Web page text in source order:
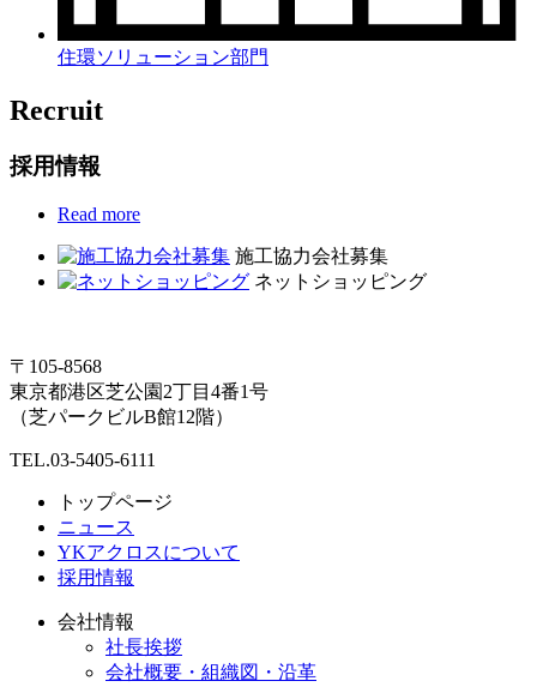
住環ソリューション部門
Recruit
採用情報
Read more
施工協力会社募集
ネットショッピング
〒105-8568
東京都港区芝公園2丁目4番1号
（芝パークビルB館12階）
TEL.03-5405-6111
トップページ
ニュース
YKアクロスについて
採用情報
会社情報
社長挨拶
会社概要・組織図・沿革